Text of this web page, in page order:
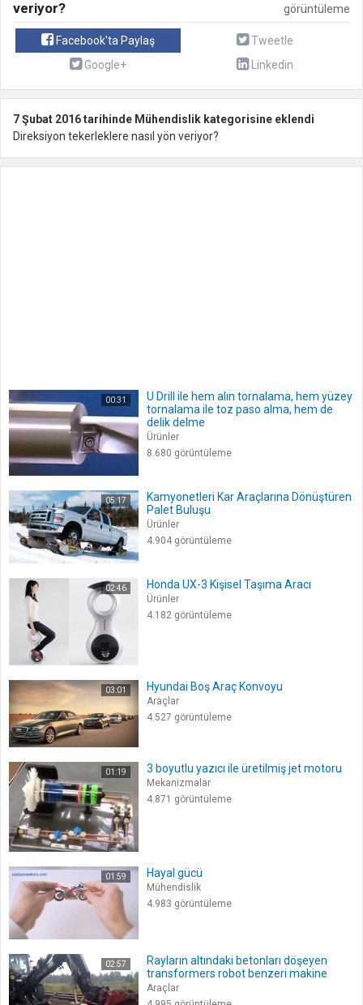
veriyor?
görüntüleme
Facebook'ta Paylaş
Tweetle
Google+
Linkedin
7 Şubat 2016 tarihinde Mühendislik kategorisine eklendi
Direksiyon tekerleklere nasıl yön veriyor?
00:31
U Drill ile hem alın tornalama, hem yüzey
tornalama ile toz paso alma, hem de
delik delme
Ürünler
8.680 görüntüleme
05:17
Kamyonetleri Kar Araçlarına Dönüştüren
Palet Buluşu
Ürünler
4.904 görüntüleme
02:46 Honda UX-3 Kişisel Taşıma Aracı
Ürünler
4.182 görüntüleme
03:01 Hyundai Boş Araç Konvoyu
Araçlar
4.527 görüntüleme
01:19 3 boyutlu yazıcı ile üretilmiş jet motoru
Mekanizmalar
4.871 görüntüleme
01:59 Hayal gücü
Mühendislik
4.983 görüntüleme
02:57
Rayların altındaki betonları döşeyen
transformers robot benzeri makine
Araçlar